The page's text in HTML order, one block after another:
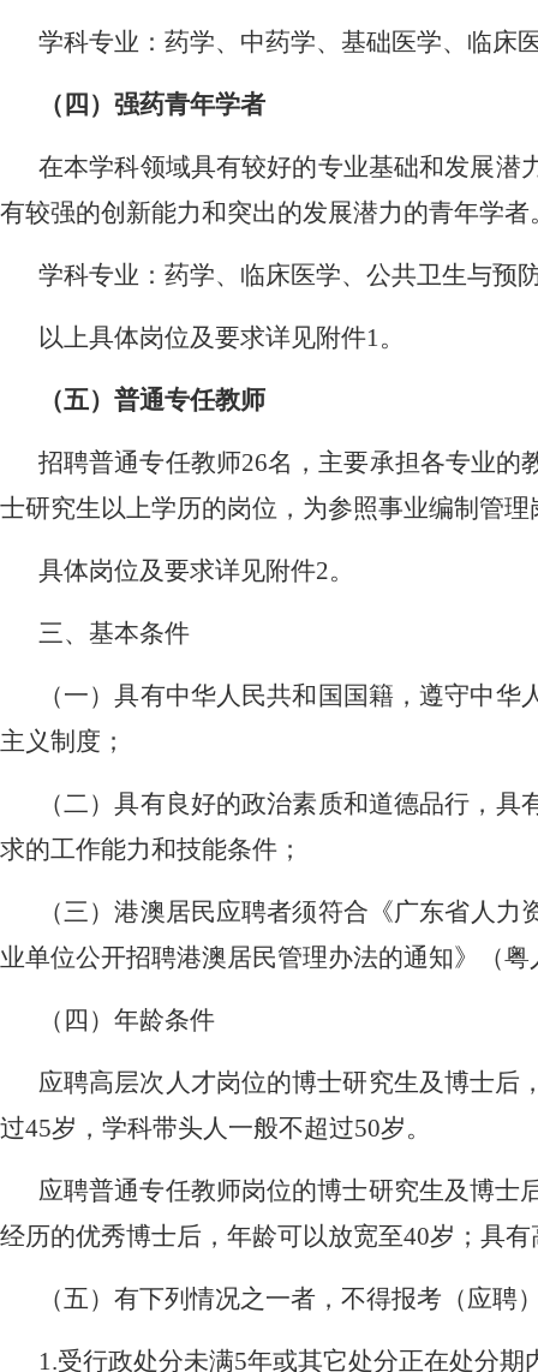
学科专业：药学、中药学、基础医学、临床
（四）强药青年学者
在本学科领域具有较好的专业基础和发展潜
有较强的创新能力和突出的发展潜力的青年学者
学科专业：药学、临床医学、公共卫生与预
以上具体岗位及要求详见附件1。
（五）普通专任教师
招聘普通专任教师26名，主要承担各专业的
士研究生以上学历的岗位，为参照事业编制管理
具体岗位及要求详见附件2。
三、 基本条件
（一）具有中华人民共和国国籍，遵守中
主义制度；
（二）具有良好的政治素质和道德品行，
求的工作能力和技能条件；
（三）港澳居民应聘者须符合《广东省人力
业单位公开招聘港澳居民管理办法的通知》（粤
（四）年龄条件
应聘高层次人才岗位的博士研究生及博士后
过45岁，学科带头人一般不超过50岁。
应聘普通专任教师岗位的博士研究生及博士
经历的优秀博士后，年龄可以放宽至40岁；具有
（五）有下列情况之一者，不得报考（应聘
1.受行政处分未满5年或其它处分正在处分期